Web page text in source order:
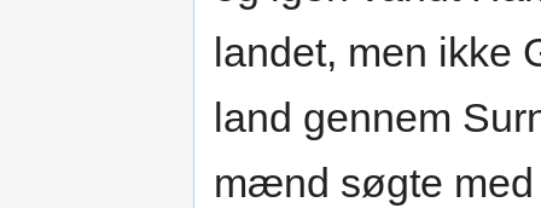
landet, men ikke
land gennem
mænd søgte